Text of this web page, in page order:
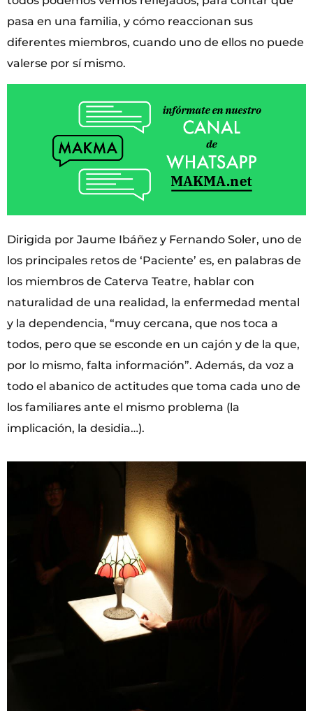
pasa en una familia, y cómo reaccionan sus
diferentes miembros, cuando uno de ellos no puede
valerse por sí mismo.
Dirigida por Jaume Ibáñez y Fernando Soler, uno de
los principales retos de ‘Paciente’ es, en palabras de
los miembros de Caterva Teatre, hablar con
naturalidad de una realidad, la enfermedad mental
y la dependencia, “muy cercana, que nos toca a
todos, pero que se esconde en un cajón y de la que,
por lo mismo, falta información”. Además, da voz a
todo el abanico de actitudes que toma cada uno de
los familiares ante el mismo problema (la
implicación, la desidia…).